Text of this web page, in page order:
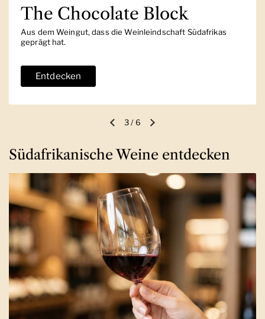
The Chocolate Block
Aus dem Weingut, dass die Weinleindschaft Südafrikas
geprägt hat.
Entdecken
Vorherige FolieNächste Folie
3/6
Südafrikanische Weine entdecken